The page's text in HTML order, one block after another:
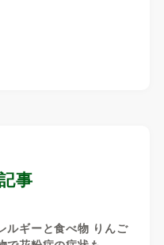
事
ルギーと食べ物 りんご